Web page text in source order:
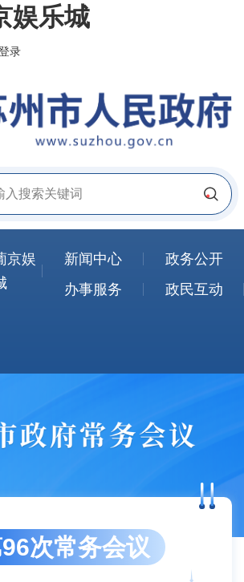
娱乐城
录
京娱
新闻中心
政务公开
办事服务
政民互动
次常务会议